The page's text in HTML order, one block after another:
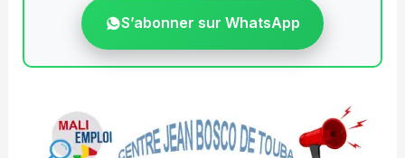
S’abonner sur WhatsApp